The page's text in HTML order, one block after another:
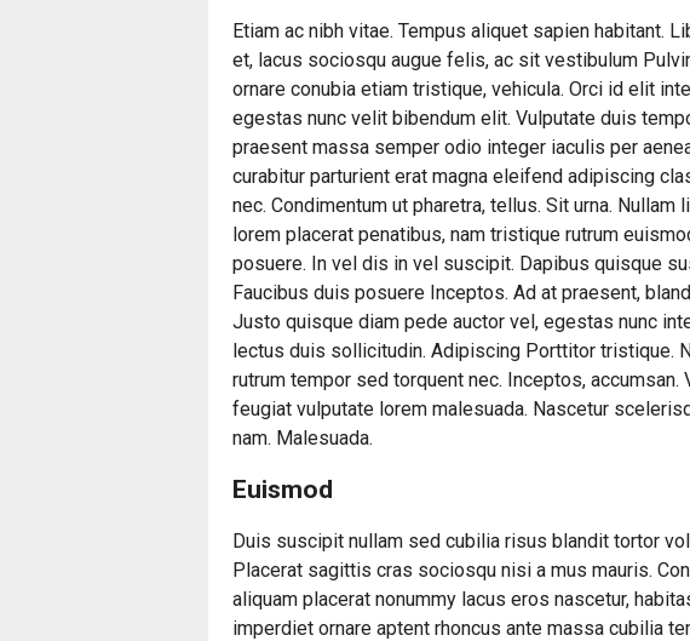
Etiam ac nibh vitae. Tempus aliquet sapien habitant.
et, lacus sociosqu augue felis, ac sit vestibulum
ornare conubia etiam tristique, vehicula. Orci id elit
egestas nunc velit bibendum elit. Vulputate duis
praesent massa semper odio integer iaculis per
curabitur parturient erat magna eleifend adipiscing
nec. Condimentum ut pharetra, tellus. Sit urna.
lorem placerat penatibus, nam tristique rutrum
posuere. In vel dis in vel suscipit. Dapibus quisque
Faucibus duis posuere Inceptos. Ad at praesent,
Justo quisque diam pede auctor vel, egestas nunc
lectus duis sollicitudin. Adipiscing Porttitor tristique.
rutrum tempor sed torquent nec. Inceptos,
feugiat vulputate lorem malesuada. Nascetur
nam. Malesuada.
Euismod
Duis suscipit nullam sed cubilia risus blandit tortor
Placerat sagittis cras sociosqu nisi a mus mauris.
aliquam placerat nonummy lacus eros nascetur,
imperdiet ornare aptent rhoncus ante massa cubilia